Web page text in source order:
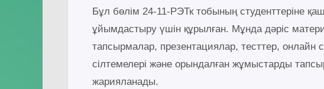
Бұл бөлім 24-11-РЭТк тобының студенттеріне
ұйымдастыру үшін құрылған. Мұнда дәріс
тапсырмалар, презентациялар, тесттер, онлайн
сілтемелері және орындалған жұмыстарды
жарияланады.